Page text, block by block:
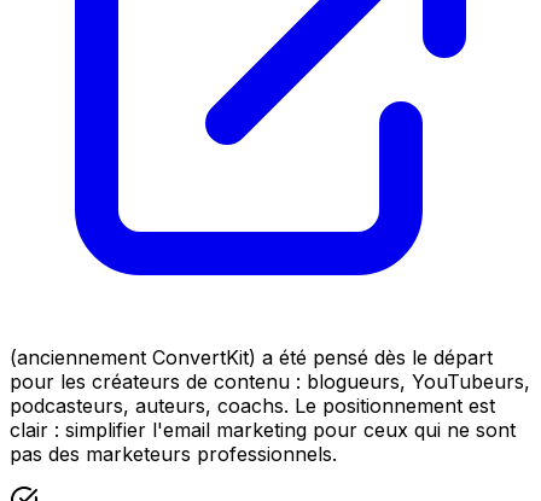
(anciennement ConvertKit) a été pensé dès le départ
pour les créateurs de contenu : blogueurs, YouTubeurs,
podcasteurs, auteurs, coachs. Le positionnement est
clair : simplifier l'email marketing pour ceux qui ne sont
pas des marketeurs professionnels.